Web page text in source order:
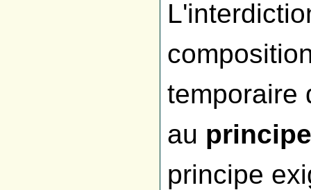
temporaire
au
principe